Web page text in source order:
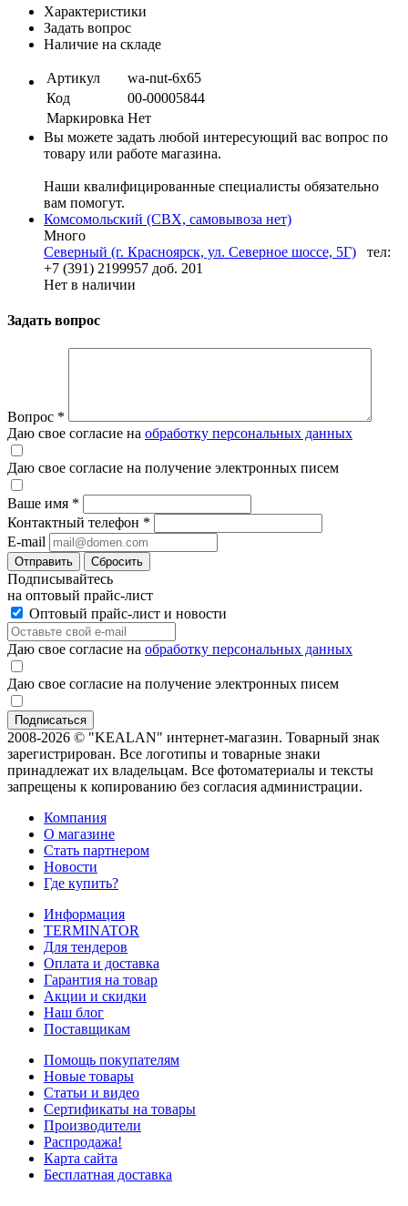
Характеристики
Задать вопрос
Наличие на складе
Артикул
wa-nut-6x65
Код
00-00005844
Маркировка Нет
Вы можете задать любой интересующий вас вопрос по
товару или работе магазина.
Наши квалифицированные специалисты обязательно
вам помогут.
Комсомольский (СВХ, самовывоза нет)
Много
Северный (г. Красноярск, ул. Северное шоссе, 5Г)
тел:
+7 (391) 2199957 доб. 201
Нет в наличии
Задать вопрос
Вопрос *
Даю свое согласие на обработку персональных данных
Даю свое согласие на получение электронных писем
Ваше имя *
Контактный телефон *
E-mail
Отправить Сбросить
Подписывайтесь
на оптовый прайс-лист
Оптовый прайс-лист и новости
Даю свое согласие на обработку персональных данных
Даю свое согласие на получение электронных писем
2008-2026 © "KEALAN" интернет-магазин. Товарный знак
зарегистрирован. Все логотипы и товарные знаки
принадлежат их владельцам. Все фотоматериалы и тексты
запрещены к копированию без согласия администрации.
Компания
О магазине
Стать партнером
Новости
Где купить?
Информация
TERMINATOR
Для тендеров
Оплата и доставка
Гарантия на товар
Акции и скидки
Наш блог
Поставщикам
Помощь покупателям
Новые товары
Статьи и видео
Сертификаты на товары
Производители
Распродажа!
Карта сайта
Бесплатная доставка